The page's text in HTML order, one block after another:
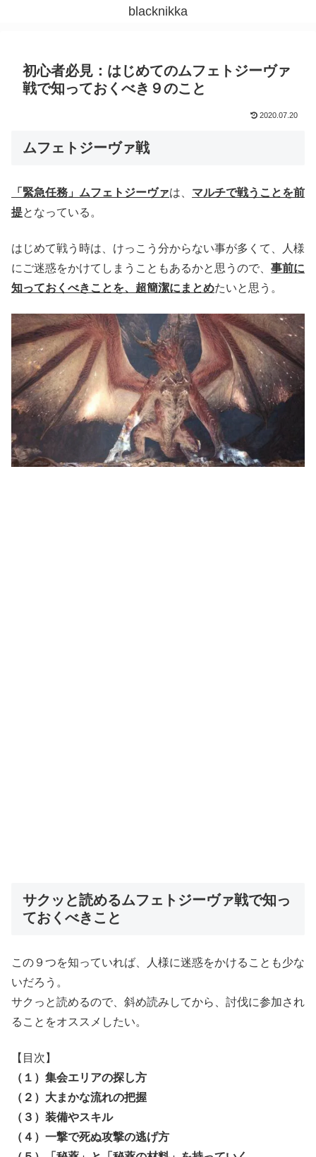
blacknikka
初心者必見：はじめてのムフェトジーヴァ
戦で知っておくべき９のこと
2020.07.20
ムフェトジーヴァ戦
「緊急任務」ムフェトジーヴァは、 マルチで戦うことを前
提となっている。
はじめて戦う時は、けっこう分からない事が多くて、人様
にご迷惑をかけてしまうこともあるかと思うので、 事前に
知っておくべきことを、超簡潔にまとめたいと思う。
サクッと読めるムフェトジーヴァ戦で知っ
ておくべきこと
この９つを知っていれば、人様に迷惑をかけることも少な
いだろう。
サクっと読めるので、斜め読みしてから、討伐に参加され
ることをオススメしたい。
【目次】
（１）集会エリアの探し方
（２）大まかな流れの把握
（３）装備やスキル
（４）一撃で死ぬ攻撃の逃げ方